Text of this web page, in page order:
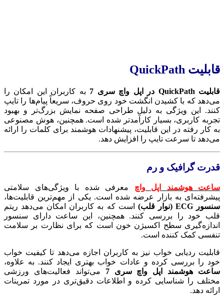
قابلیت QuickPath
قابلیت QuickPath در اپل واچ سری 7
به کاربران این امکان را
می‌دهد که با کشیدن انگشت خود روی حروف، سریعاً پیام‌ها را تایپ
کنند. این ویژگی به دلیل طراحی صفحه نمایش بزرگ‌تر و بهبود
تجربه کاربری، بسیار کارآمدتر شده است. همچنین، هوش مصنوعی
به کار رفته در این قابلیت، پیشنهادات هوشمند برای کلمات را ارائه
می‌دهد تا سرعت تایپ را افزایش دهد.
قدرت گرافیک و رم
ساعت هوشمند اپل واچ معرفی شده با ویژگی‌های سلامتی
پیشرفته‌ای به بازار عرضه شده است. یکی از مهم‌ترین قابلیت‌ها،
سنسور ECG (نوار قلب)
است که به کاربران امکان می‌دهد ریتم
قلب خود را بررسی کنند. همچنین، این ساعت دارای سنسور
اندازه‌گیری سطح اکسیژن خون است که برای نظارت بر سلامت
تنفسی کمک کننده است.
قابلیت ردیابی خواب نیز به کاربران اجازه می‌دهد تا کیفیت خواب
خود را بررسی کرده و عادات خواب بهتری ایجاد کنند. به علاوه،
ساعت هوشمند
اپل واچ سری 7
می‌تواند فعالیت‌های ورزشی
مختلف را شناسایی کرده و اطلاعات دقیق‌تری در مورد تمرینات
ارائه دهد.